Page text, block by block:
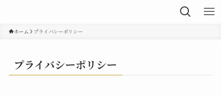
ホーム プライバシーポリシー
プライバシーポリシー